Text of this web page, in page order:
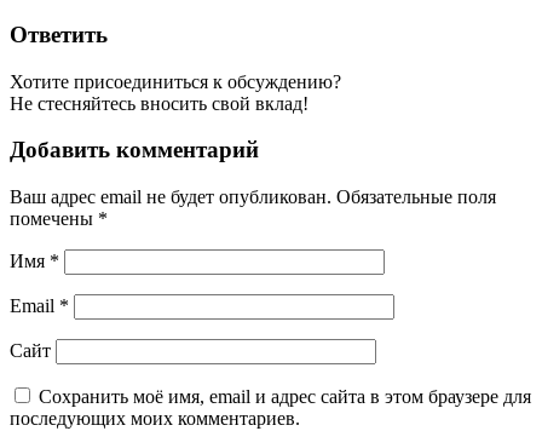
Ответить
Хотите присоединиться к обсуждению?
Не стесняйтесь вносить свой вклад!
Добавить комментарий
Ваш адрес email не будет опубликован. Обязательные поля
помечены *
Имя *
Email *
Сайт
Сохранить моё имя, email и адрес сайта в этом браузере для
последующих моих комментариев.